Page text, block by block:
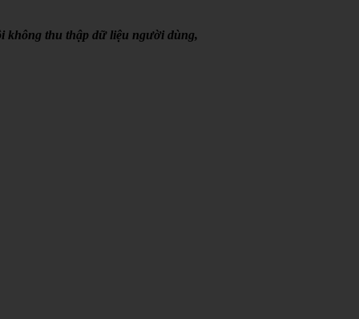
không thu thập dữ liệu người dùng,